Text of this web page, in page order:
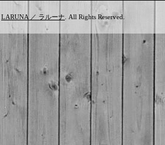
LARUNA ／ ラルーナ . All Rights Reserved.